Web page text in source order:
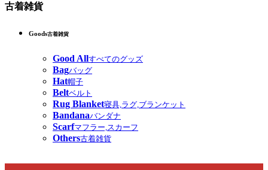
古着雑貨
Goods古着雑貨
Good Allすべてのグッズ
Bagバッグ
Hat帽子
Beltベルト
Rug Blanket寝具,ラグ,ブランケット
Bandanaバンダナ
Scarfマフラー,スカーフ
Others古着雑貨